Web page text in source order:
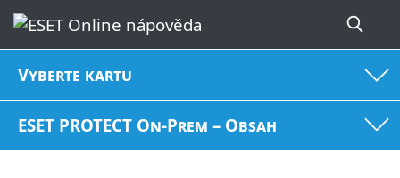
Vyberte kartu
ESET PROTECT On-Prem – Obsah